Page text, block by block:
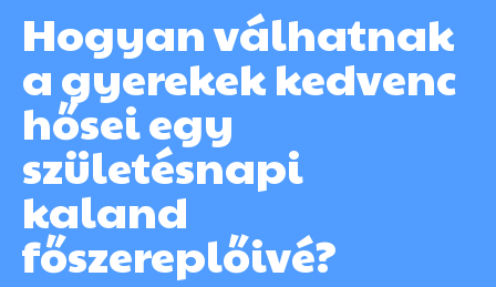
Hogyan válhatnak
a gyerekek kedvenc
hősei egy
születésnapi
kaland
főszereplőivé?